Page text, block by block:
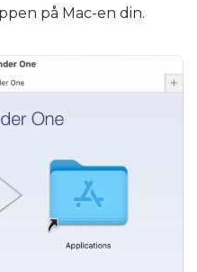
på Mac-en din.